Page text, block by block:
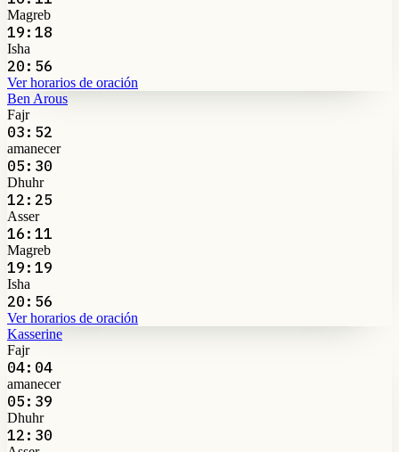
Magreb
19:18
Isha
20:56
Ver horarios de oración
Ben Arous
Fajr
03:52
amanecer
05:30
Dhuhr
12:25
Asser
16:11
Magreb
19:19
Isha
20:56
Ver horarios de oración
Kasserine
Fajr
04:04
amanecer
05:39
Dhuhr
12:30